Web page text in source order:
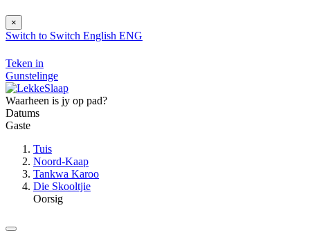
×
Switch to Switch English ENG
Teken in
Gunstelinge
Waarheen is jy op pad?
Datums
Gaste
Tuis
Noord-Kaap
Tankwa Karoo
Die Skooltjie
Oorsig